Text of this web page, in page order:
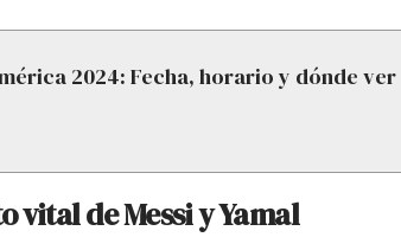
2024: Fecha, horario y dónde ver
vital de Messi y Yamal